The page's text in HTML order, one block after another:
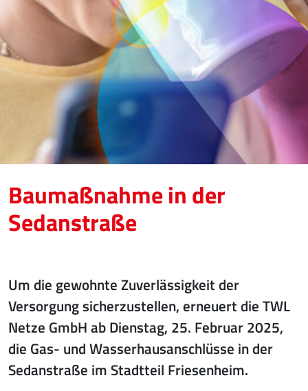
Baumaßnahme in der
Sedanstraße
Um die gewohnte Zuverlässigkeit der
Versorgung sicherzustellen, erneuert die TWL
Netze GmbH ab Dienstag, 25. Februar 2025,
die Gas- und Wasserhausanschlüsse in der
Sedanstraße im Stadtteil Friesenheim.